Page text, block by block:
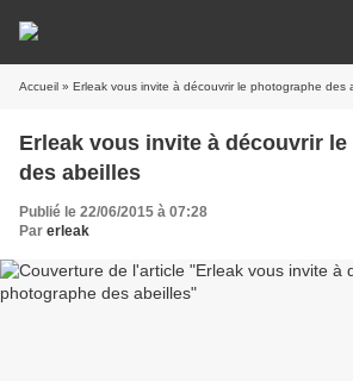
Accueil » Erleak vous invite à découvrir le photographe des
Erleak vous invite à découvrir
des abeilles
Publié le 22/06/2015 à 07:28
Par erleak